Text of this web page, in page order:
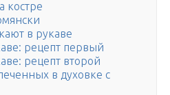
костре
в рукаве
рецепт первый
рецепт второй
в духовке с